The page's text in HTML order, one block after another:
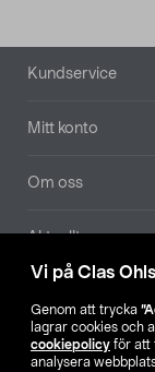
Vi på Clas
Genom att trycka
lagrar cookies och
cookiepolicy för att
analysera
Sidfot
Kundservice
Mitt konto
Om oss
Aktuellt